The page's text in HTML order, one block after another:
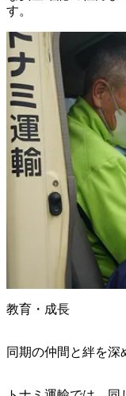
す。
教育・成長
同期の仲間と絆を深